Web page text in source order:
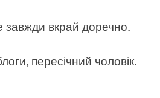
завжди вкрай доречно.
пересічний чоловік.